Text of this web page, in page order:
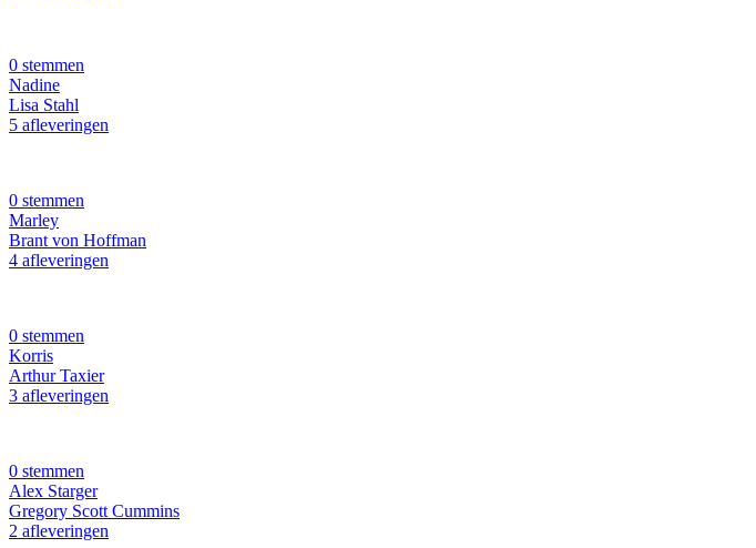
0 stemmen
Nadine
Lisa Stahl
5 afleveringen
0 stemmen
Marley
Brant von Hoffman
4 afleveringen
0 stemmen
Korris
Arthur Taxier
3 afleveringen
0 stemmen
Alex Starger
Gregory Scott Cummins
2 afleveringen